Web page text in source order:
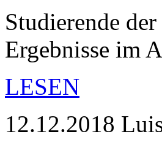
Studierende
Ergebnisse im
LESEN
12.12.2018